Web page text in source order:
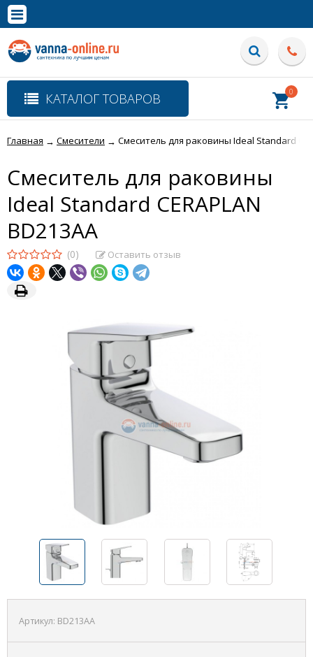
Полная версия сайта
КАТАЛОГ ТОВАРОВ 0
Главная → Смесители → Смеситель для раковины Ideal Standard
Смеситель для раковины
Ideal Standard CERAPLAN
BD213AA
(0) Оставить отзыв
Артикул: BD213AA